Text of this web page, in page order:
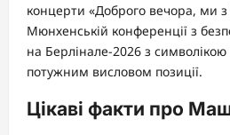
концерти «Доброго вечора, ми з
Мюнхенській конференції з
на Берлінале-2026 з
потужним висловом позиції.
Цікаві факти про